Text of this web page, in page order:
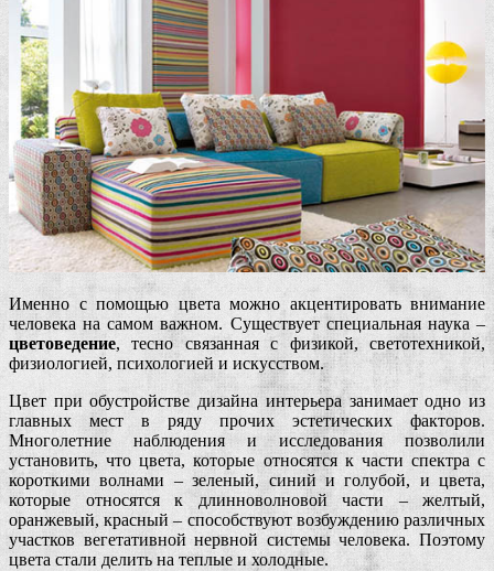
Именно с помощью цвета можно акцентировать внимание
человека на самом важном. Существует специальная наука –
цветоведение, тесно связанная с физикой, светотехникой,
физиологией, психологией и искусством.
Цвет при обустройстве дизайна интерьера занимает одно из
главных мест в ряду прочих эстетических факторов.
Многолетние наблюдения и исследования позволили
установить, что цвета, которые относятся к части спектра с
короткими волнами – зеленый, синий и голубой, и цвета,
которые относятся к длинноволновой части – желтый,
оранжевый, красный – способствуют возбуждению различных
участков вегетативной нервной системы человека. Поэтому
цвета стали делить на теплые и холодные.